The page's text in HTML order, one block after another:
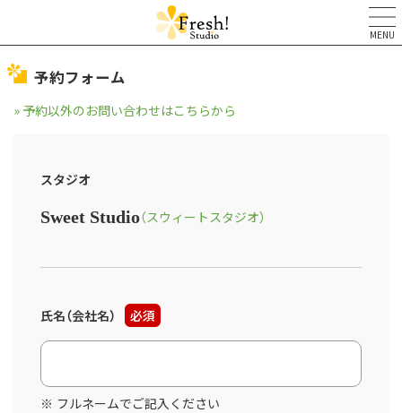
MENU
予約フォーム
» 予約以外のお問い合わせはこちらから
スタジオ
Sweet Studio（スウィートスタジオ）
氏名（会社名） 必須
フルネームでご記入ください